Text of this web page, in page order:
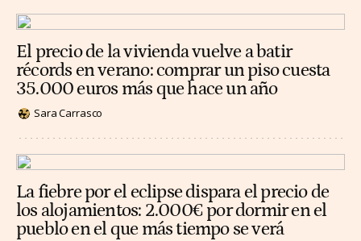
El precio de la vivienda vuelve a batir
récords en verano: comprar un piso cuesta
35.000 euros más que hace un año
Sara Carrasco
La fiebre por el eclipse dispara el precio de
los alojamientos: 2.000€ por dormir en el
pueblo en el que más tiempo se verá